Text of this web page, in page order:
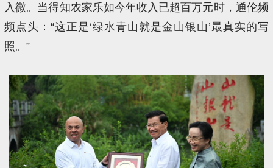
入微。当得知农家乐如今年收入已超百万元时，通伦频
频点头：“这正是‘绿水青山就是金山银山’最真实的写
照。”